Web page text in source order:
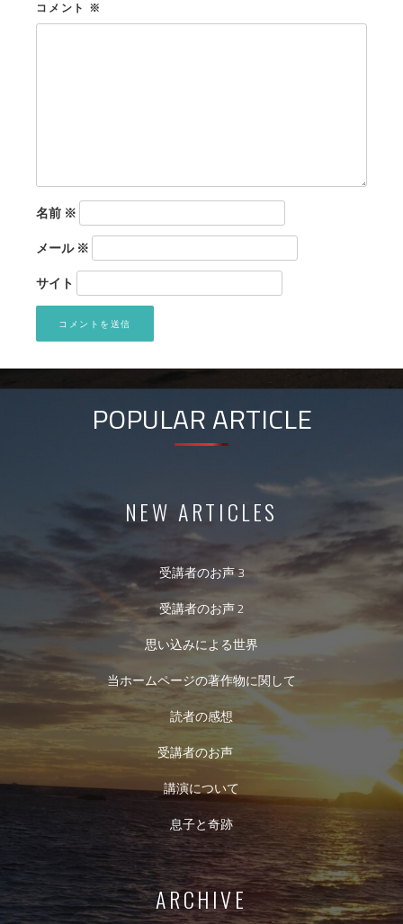
コメント ※
名前 ※
メール※
サイト
POPULAR ARTICLE
NEW ARTICLES
受講者のお声 3
受講者のお声 2
思い込みによる世界
当ホームページの著作物に関して
読者の感想
受講者のお声
講演について
息子と奇跡
ARCHIVE